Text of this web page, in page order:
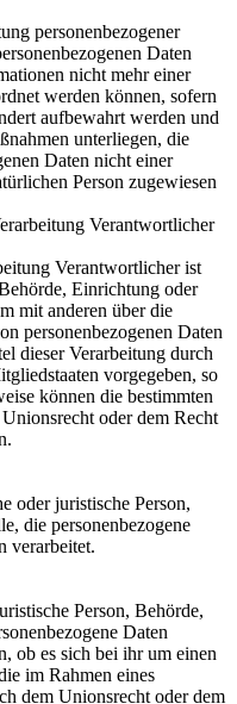
personenbezogener
Daten
nicht mehr einer
werden können, sofern
aufbewahrt werden und
unterliegen, die
Daten nicht einer
Person zugewiesen
Verantwortlicher
Verantwortlicher ist
Einrichtung oder
mit anderen über die
personenbezogenen Daten
dieser Verarbeitung durch
vorgegeben, so
können die bestimmten
oder dem Recht
oder juristische Person,
die personenbezogene
verarbeitet.
Person, Behörde,
Daten
ob es sich bei ihr um einen
im Rahmen eines
dem Unionsrecht oder dem